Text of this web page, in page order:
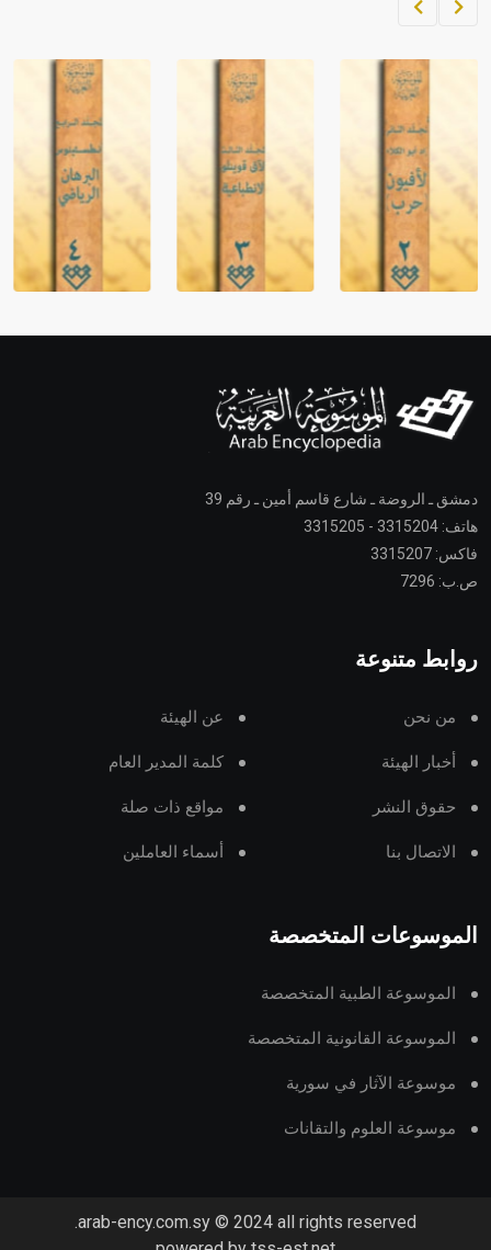
دمشق ـ الروضة ـ شارع قاسم أمين ـ رقم 39
هاتف: 3315204 - 3315205
فاكس: 3315207
ص.ب: 7296
روابط متنوعة
من نحن عن الهيئة
أخبار الهيئة كلمة المدير العام
حقوق النشر مواقع ذات صلة
الاتصال بنا أسماء العاملين
الموسوعات المتخصصة
الموسوعة الطبية المتخصصة
الموسوعة القانونية المتخصصة
موسوعة الآثار في سورية
موسوعة العلوم والتقانات
arab-ency.com.sy © 2024 all rights reserved.